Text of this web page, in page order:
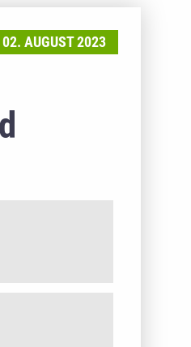
02. AUGUST 2023